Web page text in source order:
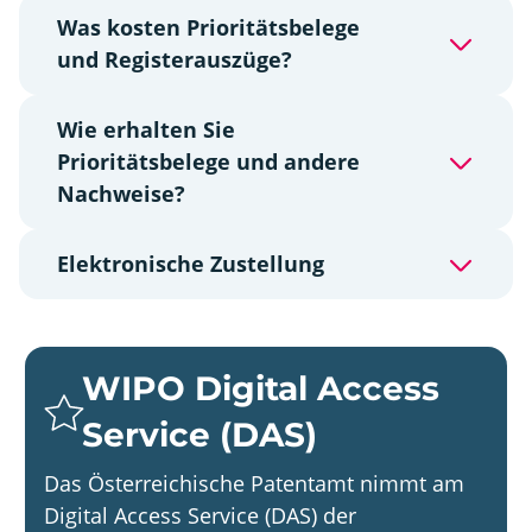
Was kosten Prioritätsbelege
und Registerauszüge?
Wie erhalten Sie
Prioritätsbelege und andere
Nachweise?
Elektronische Zustellung
WIPO Digital Access
Service (DAS)
Das Österreichische Patentamt nimmt am
Digital Access Service (DAS) der